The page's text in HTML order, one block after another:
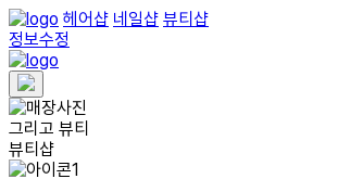
헤어샵 네일샵 뷰티샵
정보수정
그리고 뷰티
뷰티샵